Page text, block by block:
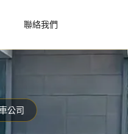
聯絡我們
公司